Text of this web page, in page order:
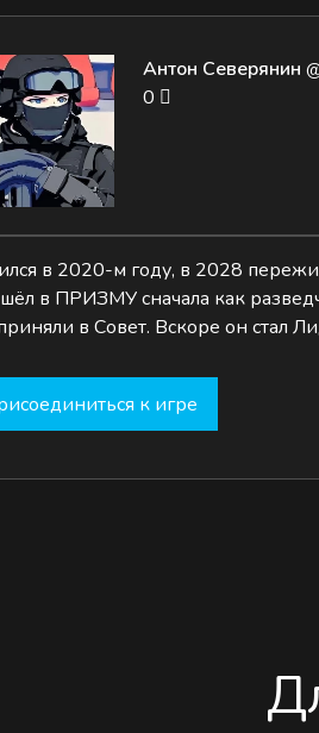
Антон Северянин
0
в 2020-м году, в 2028
в ПРИЗМУ сначала как
в Совет. Вскоре он стал
к игре